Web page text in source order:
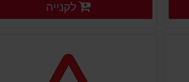
פרטים נוספים
לקנייה